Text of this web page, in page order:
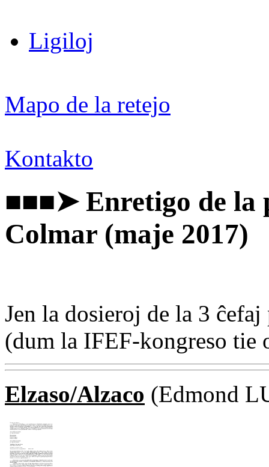
Ligiloj
Mapo de la retejo
Kontakto
■■■➤ Enretigo de la
Colmar (maje 2017)
Jen la dosieroj de la 3
(dum la IFEF-kongreso tie
Elzaso/Alzaco (Edmond